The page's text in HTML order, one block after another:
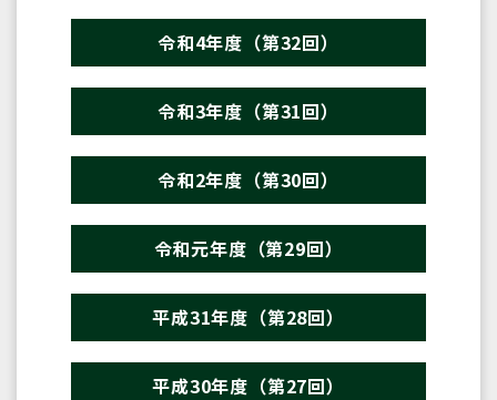
令和4年度（第32回）
令和3年度（第31回）
令和2年度（第30回）
令和元年度（第29回）
平成31年度（第28回）
平成30年度（第27回）